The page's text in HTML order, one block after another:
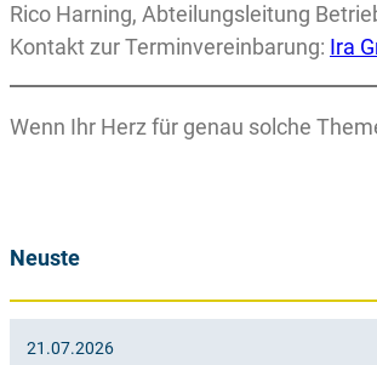
Rico Harning, Abteilungsleitung
Kontakt zur Terminvereinbarung: Ira
Wenn Ihr Herz für genau solche
Neuste
21.07.2026